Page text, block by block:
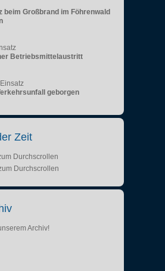
beim Großbrand im Föhrenwald
Betriebsmittelaustritt
geborgen
Zeit
Durchscrollen
Durchscrollen
Archiv!